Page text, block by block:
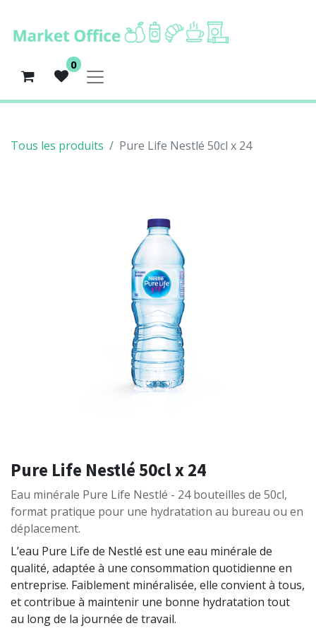
0
Tous les produits Pure Life Nestlé 50cl x 24
Pure Life Nestlé 50cl x 24
Eau minérale Pure Life Nestlé - 24 bouteilles de 50cl,
format pratique pour une hydratation au bureau ou en
déplacement.
L’eau Pure Life de Nestlé est une eau minérale de
qualité, adaptée à une consommation quotidienne en
entreprise. Faiblement minéralisée, elle convient à tous,
et contribue à maintenir une bonne hydratation tout
au long de la journée de travail.